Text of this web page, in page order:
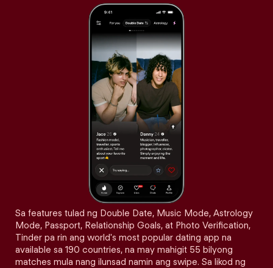
Sa features tulad ng Double Date, Music Mode, Astrology
Mode, Passport, Relationship Goals, at Photo Verification,
Tinder pa rin ang world's most popular dating app na
available sa 190 countries, na may mahigit 55 bilyong
matches mula nang ilunsad namin ang swipe. Sa likod ng